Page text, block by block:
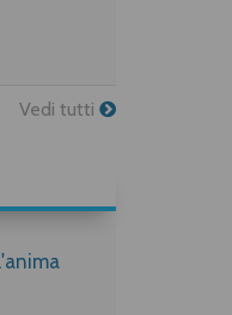
Vedi tutti